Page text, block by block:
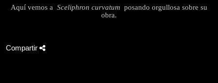
Aquí vemos a Sceliphron curvatum posando orgullosa sobre su
obra.
Compartir